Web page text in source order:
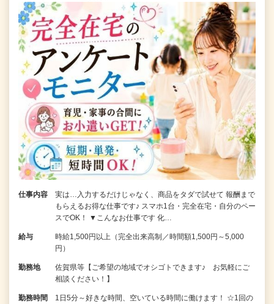
仕事内容
実は…入力するだけじゃなく、商品をタダで試せて 報酬まで
もらえるお得な仕事です♪ スマホ1台・完全在宅・自分のペー
スでOK！ ▼こんなお仕事です 化…
給与
時給1,500円以上（完全出来高制／時間額1,500円～5,000
円）
勤務地
佐賀県等【ご希望の地域でオシゴトできます♪ お気軽にご
相談ください！】
勤務時間
1日5分～好きな時間、空いている時間に働けます！ ☆1回の